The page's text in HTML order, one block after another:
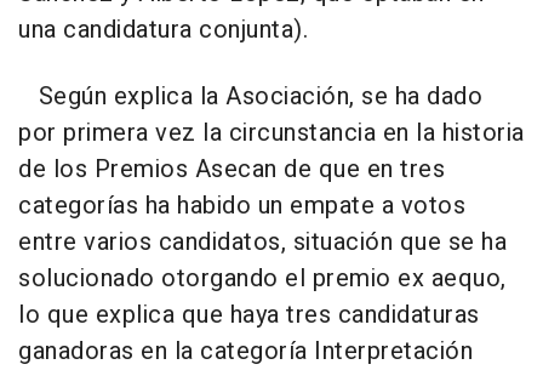
una candidatura conjunta).
Según explica la Asociación, se ha dado
por primera vez la circunstancia en la historia
de los Premios Asecan de que en tres
categorías ha habido un empate a votos
entre varios candidatos, situación que se ha
solucionado otorgando el premio ex aequo,
lo que explica que haya tres candidaturas
ganadoras en la categoría Interpretación